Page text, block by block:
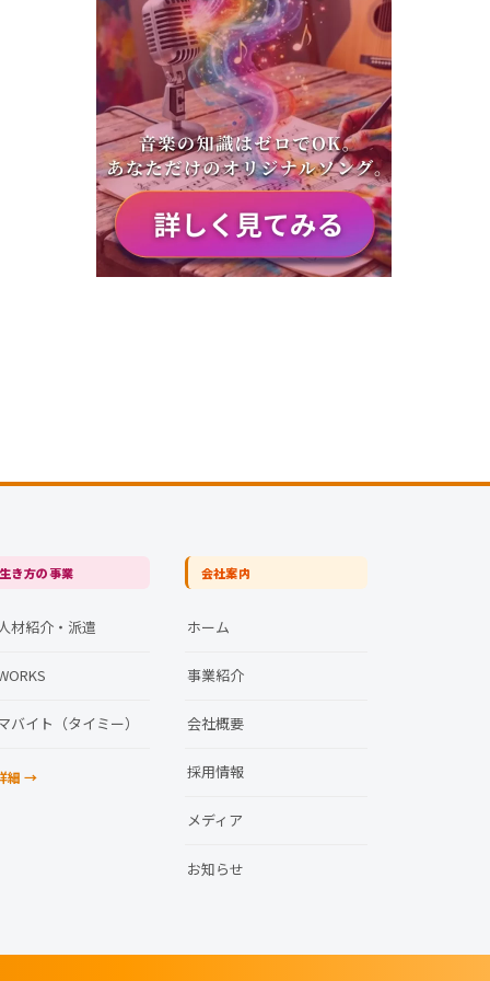
き方の事業
材紹介・派遣
バイト（タイミー）
細 →
会社案内
ホーム
事業紹介
会社概要
採用情報
メディア
お知らせ